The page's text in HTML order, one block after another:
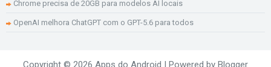
Chrome precisa de 20GB para modelos AI locais
OpenAI melhora ChatGPT com o GPT-5.6 para todos
Copyright © 2026 Apps do Android | Powered by Blogger